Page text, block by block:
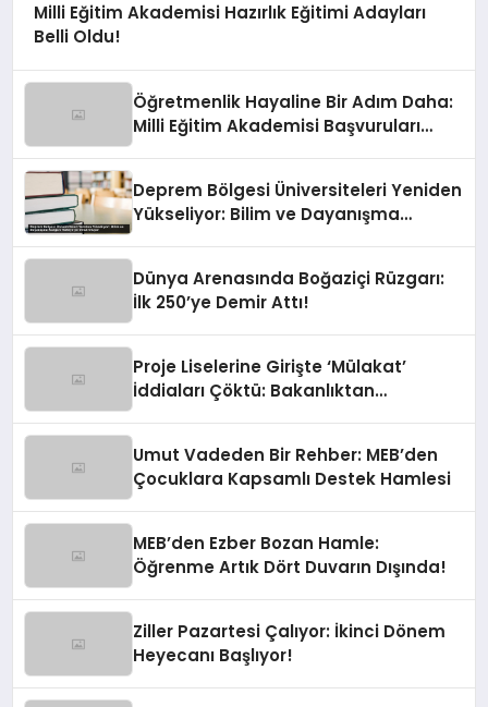
Milli Eğitim Akademisi Hazırlık Eğitimi Adayları
Belli Oldu!
Öğretmenlik Hayaline Bir Adım Daha:
Milli Eğitim Akademisi Başvuruları
Deprem Bölgesi Üniversiteleri Yeniden
Yükseliyor: Bilim ve Dayanışma
Dünya Arenasında Boğaziçi Rüzgarı:
İlk 250’ye Demir Attı!
Proje Liselerine Girişte ‘Mülakat’
İddiaları Çöktü: Bakanlıktan
Umut Vadeden Bir Rehber: MEB’den
Çocuklara Kapsamlı Destek Hamlesi
MEB’den Ezber Bozan Hamle:
Öğrenme Artık Dört Duvarın Dışında!
Ziller Pazartesi Çalıyor: İkinci Dönem
Heyecanı Başlıyor!